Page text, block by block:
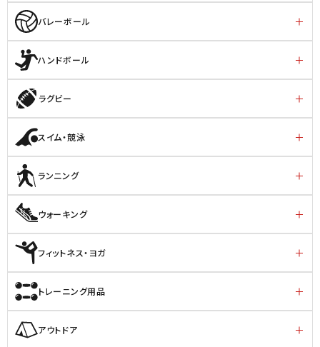
バレーボール
ハンドボール
ラグビー
スイム・競泳
ランニング
ウォーキング
フィットネス・ヨガ
トレーニング用品
アウトドア